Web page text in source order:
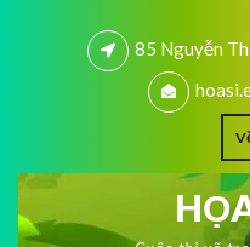
85 Nguyễn